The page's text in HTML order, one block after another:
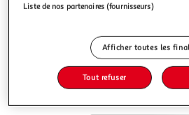
Liste de nos partenaires (fournisseurs)
Afficher toutes les
Tout refuser